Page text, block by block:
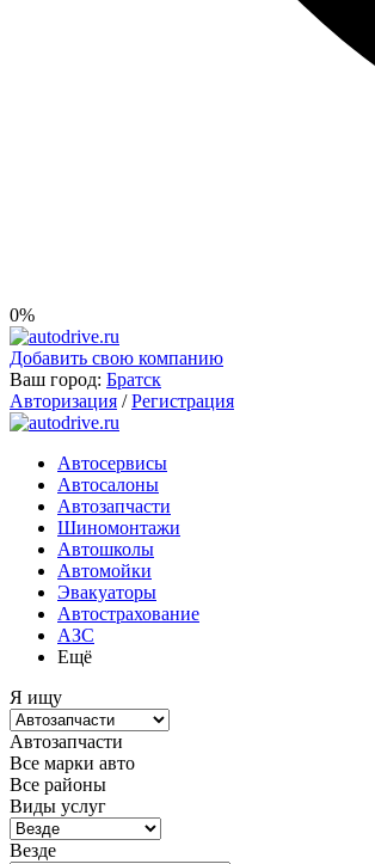
0%
Добавить свою компанию
Ваш город: Братск
Авторизация / Регистрация
Автосервисы
Автосалоны
Автозапчасти
Шиномонтажи
Автошколы
Автомойки
Эвакуаторы
Автострахование
АЗС
Ещё
Я ищу
Автозапчасти
Все марки авто
Все районы
Виды услуг
Везде